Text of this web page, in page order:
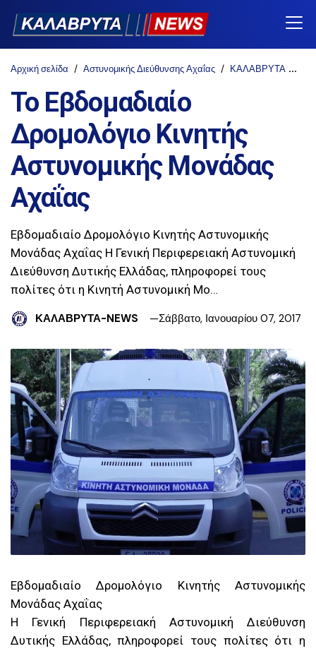
Αρχική σελίδα Αστυνομικής Διεύθυνσης Αχαΐας ΚΑΛΑΒΡΥΤΑ
Το Εβδομαδιαίο
Δρομολόγιο Κινητής
Αστυνομικής Μονάδας
Αχαΐας
Εβδομαδιαίο Δρομολόγιο Κινητής Αστυνομικής
Μονάδας Αχαΐας Η Γενική Περιφερειακή Αστυνομική
Διεύθυνση Δυτικής Ελλάδας, πληροφορεί τους
πολίτες ότι η Κινητή Αστυνομική Μο…
ΚΑΛΑΒΡΥΤΑ-NEWS Σάββατο, Ιανουαρίου 07, 2017
Εβδομαδιαίο Δρομολόγιο Κινητής Αστυνομικής
Μονάδας Αχαΐας
Η Γενική Περιφερειακή Αστυνομική Διεύθυνση
Δυτικής Ελλάδας, πληροφορεί τους πολίτες ότι η